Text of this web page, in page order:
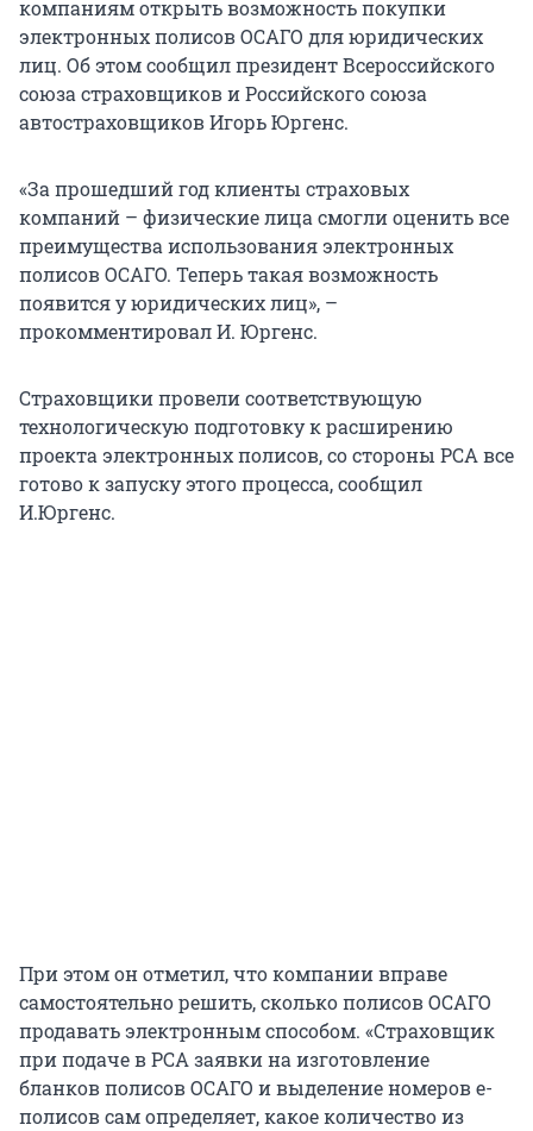
компаниям открыть возможность покупки
электронных полисов ОСАГО для юридических
лиц. Об этом сообщил президент Всероссийского
союза страховщиков и Российского союза
автостраховщиков Игорь Юргенс.
«За прошедший год клиенты страховых
компаний – физические лица смогли оценить все
преимущества использования электронных
полисов ОСАГО. Теперь такая возможность
появится у юридических лиц», –
прокомментировал И. Юргенс.
Страховщики провели соответствующую
технологическую подготовку к расширению
проекта электронных полисов, со стороны РСА все
готово к запуску этого процесса, сообщил
И.Юргенс.
При этом он отметил, что компании вправе
самостоятельно решить, сколько полисов ОСАГО
продавать электронным способом. «Страховщик
при подаче в РСА заявки на изготовление
бланков полисов ОСАГО и выделение номеров е-
полисов сам определяет, какое количество из